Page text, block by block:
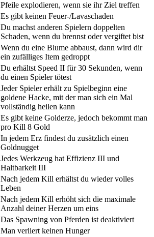
Pfeile explodieren, wenn sie ihr Ziel treffen
Es gibt keinen Feuer-/Lavaschaden
Du machst anderen Spielern doppelten
Schaden, wenn du brennst oder vergiftet bist
Wenn du eine Blume abbaust, dann wird dir
ein zufälliges Item gedroppt
Du erhältst Speed II für 30 Sekunden, wenn
du einen Spieler tötest
Jeder Spieler erhält zu Spielbeginn eine
goldene Hacke, mit der man sich ein Mal
vollständig heilen kann
Es gibt keine Golderze, jedoch bekommt man
pro Kill 8 Gold
In jedem Erz findest du zusätzlich einen
Goldnugget
Jedes Werkzeug hat Effizienz III und
Haltbarkeit III
Nach jedem Kill erhältst du wieder volles
Leben
Nach jedem Kill erhöht sich die maximale
Anzahl deiner Herzen um eins
Das Spawning von Pferden ist deaktiviert
Man verliert keinen Hunger